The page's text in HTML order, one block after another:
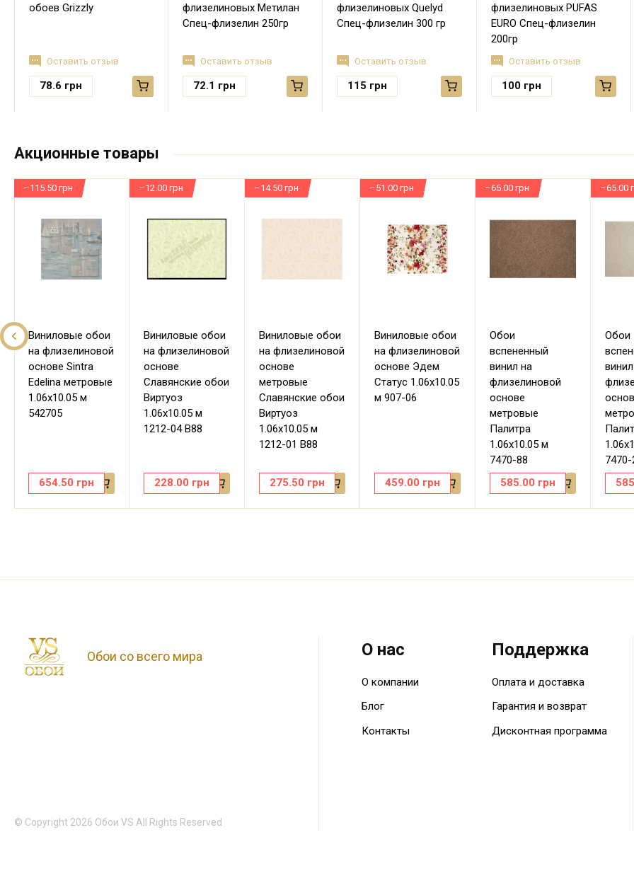
обоев Grizzly
Оставить отзыв
78.6 грн
флизелиновых Метилан
Спец-флизелин 250гр
Оставить отзыв
72.1 грн
флизелиновых Quelyd
Спец-флизелин 300 гр
Оставить отзыв
115 грн
флизелиновых PUFAS
EURO Спец-флизелин
200гр
Оставить отзыв
100 грн
Акционные товары
Виниловые обои
на флизелиновой
основе Sintra
Edelina метровые
1.06х10.05 м
542705
654.50 грн
–115.50 грн
Виниловые обои
на флизелиновой
основе
Славянские обои
Виртуоз
1.06х10.05 м
1212-04 В88
228.00 грн
–12.00 грн
Виниловые обои
на флизелиновой
основе
метровые
Славянские обои
Виртуоз
1.06х10.05 м
1212-01 В88
275.50 грн
–14.50 грн
Виниловые обои
на флизелиновой
основе Эдем
Статус 1.06х10.05
м 907-06
459.00 грн
–51.00 грн
Обои
вспененный
винил на
флизелиновой
основе
метровые
Палитра
1.06х10.05 м
7470-88
585.00 грн
–65.00 грн
Обои
7470-
–65.00
Обои со всего мира
© Copyright 2026 Обои VS All Rights Reserved
О нас
О компании
Блог
Контакты
Поддержка
Оплата и доставка
Гарантия и возврат
Дисконтная программа